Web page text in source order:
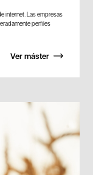
internet. Las empresas
perfiles
Ver máster